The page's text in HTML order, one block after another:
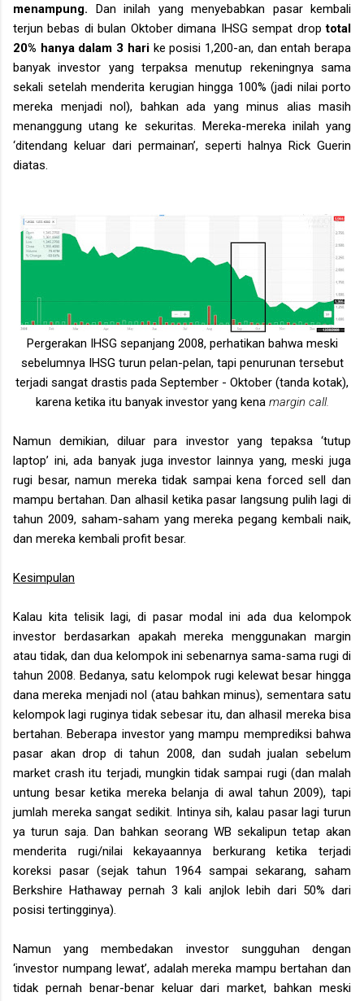
menampung. Dan inilah yang menyebabkan pasar kembali
terjun bebas di bulan Oktober dimana IHSG sempat droptotal
20% hanya dalam 3 harike posisi 1,200-an, dan entah berapa
banyak investor yang terpaksa menutup rekeningnya sama
sekali setelah menderita kerugian hingga 100% (jadi nilai porto
mereka menjadi nol), bahkan ada yang minus alias masih
menanggung utang ke sekuritas. Mereka-mereka inilah yang
‘ditendang keluar dari permainan’, seperti halnya Rick Guerin
diatas.
Pergerakan IHSG sepanjang 2008, perhatikan bahwa meski
sebelumnya IHSG turun pelan-pelan, tapi penurunan tersebut
terjadi sangat drastis pada September - Oktober (tanda kotak),
karena ketika itu banyak investor yang kena margin call.
Namun demikian, diluar para investor yang tepaksa ‘tutup
laptop’ ini, ada banyak juga investor lainnya yang, meski juga
rugi besar, namun mereka tidak sampai kena forced sell dan
mampu bertahan. Dan alhasil ketika pasar langsung pulih lagi di
tahun 2009, saham-saham yang mereka pegang kembali naik,
dan mereka kembali profit besar.
Kesimpulan
Kalau kita telisik lagi, di pasar modal ini ada dua kelompok
investor berdasarkan apakah mereka menggunakan margin
atau tidak, dan dua kelompok ini sebenarnya sama-sama rugi di
tahun 2008. Bedanya, satu kelompok rugi kelewat besar hingga
dana mereka menjadi nol (atau bahkan minus), sementara satu
kelompok lagi ruginya tidak sebesar itu, dan alhasil mereka bisa
bertahan. Beberapa investor yang mampu memprediksi bahwa
pasar akan drop di tahun 2008, dan sudah jualan sebelum
market crash itu terjadi, mungkin tidak sampai rugi (dan malah
untung besar ketika mereka belanja di awal tahun 2009), tapi
jumlah mereka sangat sedikit. Intinya sih, kalau pasar lagi turun
ya turun saja. Dan bahkan seorang WB sekalipun tetap akan
menderita rugi/nilai kekayaannya berkurang ketika terjadi
koreksi pasar (sejak tahun 1964 sampai sekarang, saham
Berkshire Hathaway pernah 3 kali anjlok lebih dari 50% dari
posisi tertingginya).
Namun yang membedakan investor sungguhan dengan
‘investor numpang lewat’, adalah mereka mampu bertahan dan
tidak pernah benar-benar keluar dari market, bahkan meski